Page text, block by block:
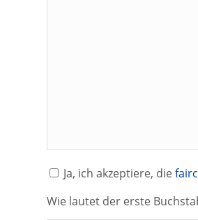
Ja, ich akzeptiere, die
Wie lautet der erste